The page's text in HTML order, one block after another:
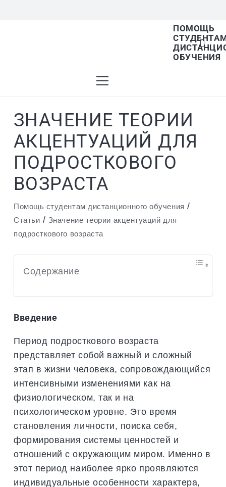
ПОМОЩЬ
ОБУЧЕНИЯ
списке найденных результатов
ЗНАЧЕНИЕ ТЕОРИИ
АКЦЕНТУАЦИЙ ДЛЯ
ПОДРОСТКОВОГО
ВОЗРАСТА
Помощь студентам дистанционного обучения /
Статьи / Значение теории акцентуаций для
подросткового возраста
Содержание
Введение
Период подросткового возраста
представляет собой важный и сложный
этап в жизни человека, сопровождающийся
интенсивными изменениями как на
физиологическом, так и на
психологическом уровне. Это время
становления личности, поиска себя,
формирования системы ценностей и
отношений с окружающим миром. Именно в
этот период наиболее ярко проявляются
индивидуальные особенности характера,